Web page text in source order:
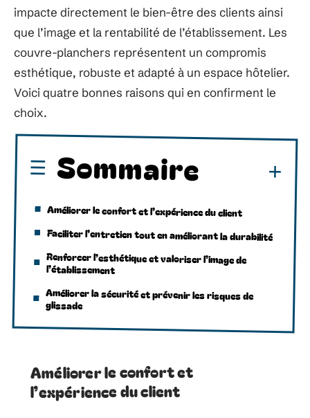
impacte directement le bien-être des clients ainsi
que l’image et la rentabilité de l’établissement. Les
couvre-planchers représentent un compromis
esthétique, robuste et adapté à un espace hôtelier.​​​​​
Voici quatre bonnes raisons qui en confirment le
choix.
Sommaire
Améliorer le confort et l’expérience du client
Faciliter l’entretien tout en améliorant la durabilité
Renforcer l’esthétique et valoriser l’image de
l’établissement
Améliorer la sécurité et prévenir les risques de
glissade
Améliorer le confort et
l’expérience du client